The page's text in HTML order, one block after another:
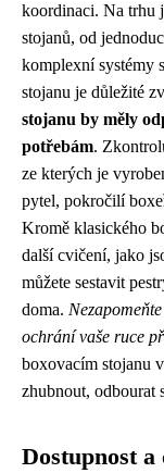
koordinaci. Na trhu
stojanů, od
komplexní systémy
stojanu je důležité
stojanu by měly
potřebám.
ze kterých je
pytel, pokročilí
Kromě klasického
další cvičení, jako
můžete sestavit
doma.
ochrání vaše ruce
boxovacím stojanu
zhubnout, odbourat
Dostupnost a